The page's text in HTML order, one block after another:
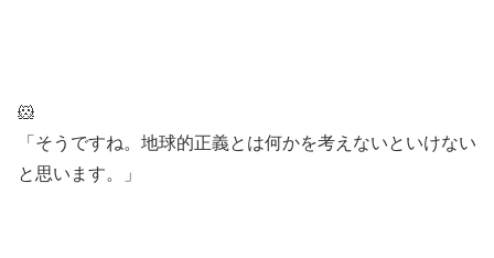
🐹
「そうですね。地球的正義とは何かを考えないといけない
と思います。」